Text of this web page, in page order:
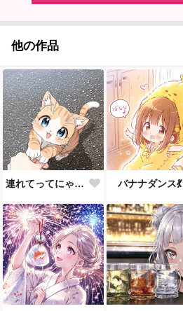
他の作品
連れてってにゃ～🐾 バナナダンス💃